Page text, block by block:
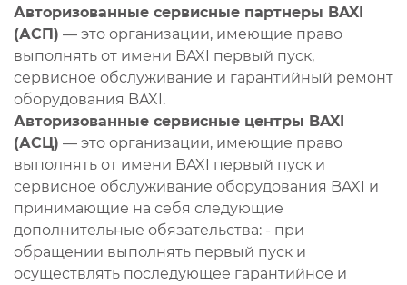
Авторизованные сервисные партнеры BAXI
(АСП) — это организации, имеющие право
выполнять от имени BAXI первый пуск,
сервисное обслуживание и гарантийный ремонт
оборудования BAXI.
Авторизованные сервисные центры BAXI
(АСЦ) — это организации, имеющие право
выполнять от имени BAXI первый пуск и
сервисное обслуживание оборудования BAXI и
принимающие на себя следующие
дополнительные обязательства: - при
обращении выполнять первый пуск и
осуществлять последующее гарантийное и